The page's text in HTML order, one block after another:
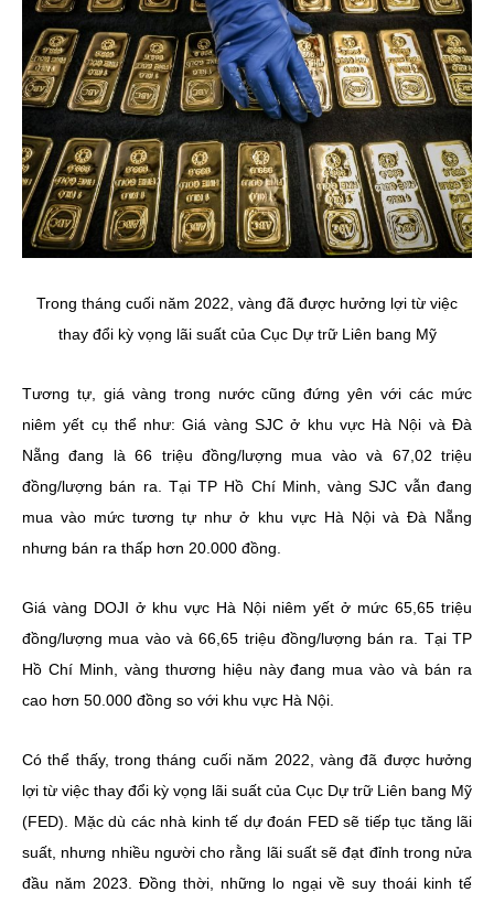
Trong tháng cuối năm 2022, vàng đã được hưởng lợi từ việc
thay đổi kỳ vọng lãi suất của Cục Dự trữ Liên bang Mỹ
Tương tự, giá vàng trong nước cũng đứng yên với các mức
niêm yết cụ thể như: Giá vàng SJC ở khu vực Hà Nội và Đà
Nẵng đang là 66 triệu đồng/lượng mua vào và 67,02 triệu
đồng/lượng bán ra. Tại TP Hồ Chí Minh, vàng SJC vẫn đang
mua vào mức tương tự như ở khu vực Hà Nội và Đà Nẵng
nhưng bán ra thấp hơn 20.000 đồng.
Giá vàng DOJI ở khu vực Hà Nội niêm yết ở mức 65,65 triệu
đồng/lượng mua vào và 66,65 triệu đồng/lượng bán ra. Tại TP
Hồ Chí Minh, vàng thương hiệu này đang mua vào và bán ra
cao hơn 50.000 đồng so với khu vực Hà Nội.
Có thể thấy, trong tháng cuối năm 2022, vàng đã được hưởng
lợi từ việc thay đổi kỳ vọng lãi suất của Cục Dự trữ Liên bang Mỹ
(FED). Mặc dù các nhà kinh tế dự đoán FED sẽ tiếp tục tăng lãi
suất, nhưng nhiều người cho rằng lãi suất sẽ đạt đỉnh trong nửa
đầu năm 2023. Đồng thời, những lo ngại về suy thoái kinh tế